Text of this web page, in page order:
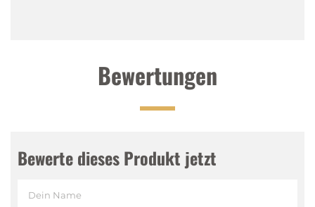
Bewertungen
Bewerte dieses Produkt jetzt